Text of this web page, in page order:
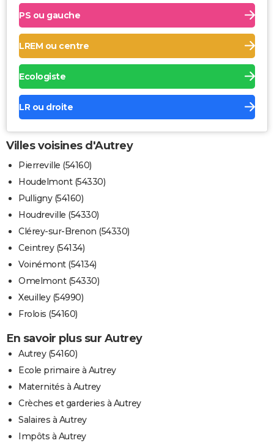
PS ou gauche
LREM ou centre
Ecologiste
LR ou droite
Villes voisines d'Autrey
Pierreville (54160)
Houdelmont (54330)
Pulligny (54160)
Houdreville (54330)
Clérey-sur-Brenon (54330)
Ceintrey (54134)
Voinémont (54134)
Omelmont (54330)
Xeuilley (54990)
Frolois (54160)
En savoir plus sur Autrey
Autrey (54160)
Ecole primaire à Autrey
Maternités à Autrey
Crèches et garderies à Autrey
Salaires à Autrey
Impôts à Autrey